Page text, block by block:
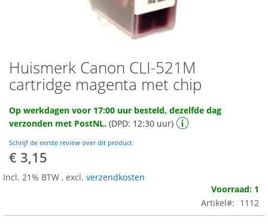
Ga
naar
het
van
de
gallerij
Huismerk Canon CLI-521M
cartridge magenta met chip
Op werkdagen voor 17:00 uur besteld, dezelfde dag
verzonden met PostNL. (DPD: 12:30 uur)
Schrijf de eerste review over dit product
€ 3,15
Incl. 21% BTW , excl. verzendkosten
Voorraad: 1
Artikel
1112